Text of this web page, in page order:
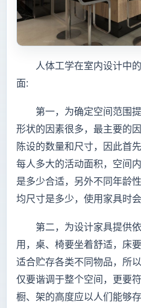
人体工学在室内设计中的
面:
第一，为确定空间范围提
形状的因素很多，最主要的
陈设的数量和尺寸，因此首
每人多大的活动面积，空间
是多少合适，另外不同年龄
均尺寸是多少，使用家具时
第二，为设计家具提供依
用，桌、椅要坐着舒适，床
适合贮存各类不同物品，所
仅要谐调于整个空间，更要
橱、架的高度应以人们能够